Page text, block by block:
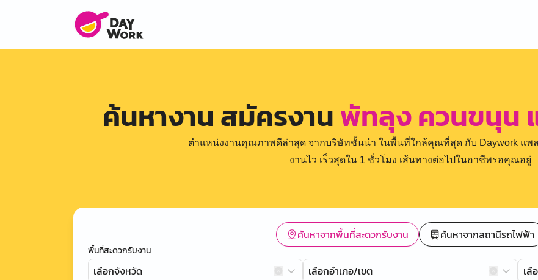
ค้นหางาน สมัครงานพัทลุง ควนขนุน
ตำแหน่งงานคุณภาพดีล่าสุด จากบริษัทชั้นนำ ในพื้นที่ใกล้คุณที่สุด กับ Daywork แ
งานไว เร็วสุดใน 1 ชั่วโมง เส้นทางต่อไปในอาชีพรอคุณอยู่
ค้นหาจากพื้นที่สะดวกรับงาน ค้นหาจากสถานีรถไฟฟ้า
พื้นที่สะดวกรับงาน
เลือกจังหวัด เลือกอำเภอ/เขต เลื